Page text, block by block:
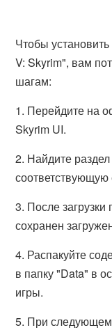
Чтобы
V: Skyrim", вам
шагам:
1. Перейдите на
Skyrim UI.
2. Найдите
соответствующую
3. После
сохранен
4. Распакуйте
в папку "Data" в
игры.
5. При следующем